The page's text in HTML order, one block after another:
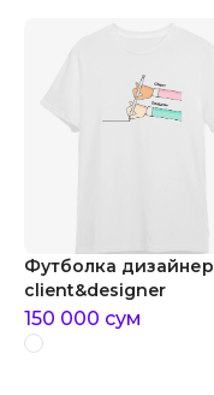
Футболка дизайнер
client&designer
150 000 сум